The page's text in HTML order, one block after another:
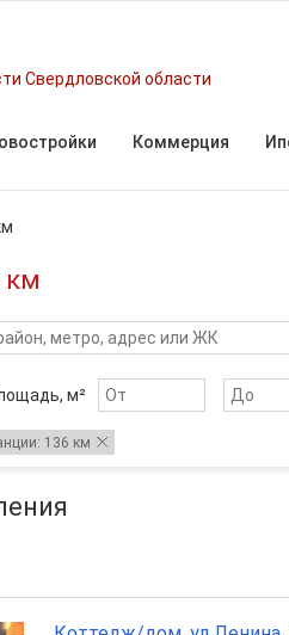
Свердловской области
Коммерция
км
м²
136 км